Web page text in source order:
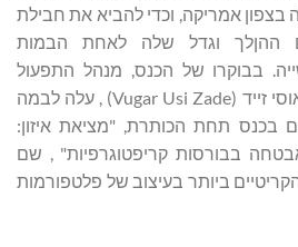
בצפון אמריקה, וכדי להביא את חבילת
ההןלך וגדל שלה לאחת הבמות
בבוקרו של הכנס, מנהל התפעול
הראשי של Bitget, ווגאר אוסי זייד (Vugar Usi Zade) , עלה לבמה
בכנס תחת הכותרת, "מציאת איזון:
בבורסות קריפטוגרפיות" , שם
ביותר בעיצוב של פלטפורמות